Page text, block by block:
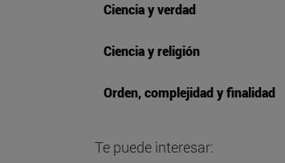
Ciencia y verdad
Ciencia y religión
Orden, complejidad y finalidad
Te puede interesar: